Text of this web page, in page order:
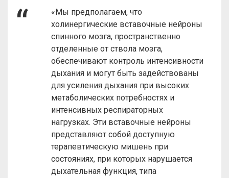
«Мы предполагаем, что
холинергические вставочные нейроны
спинного мозга, пространственно
отделенные от ствола мозга,
обеспечивают контроль интенсивности
дыхания и могут быть задействованы
для усиления дыхания при высоких
метаболических потребностях и
интенсивных респираторных
нагрузках. Эти вставочные нейроны
представляют собой доступную
терапевтическую мишень при
состояниях, при которых нарушается
дыхательная функция, типа